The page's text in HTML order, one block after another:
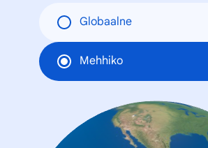
Globaalne
Mehhiko